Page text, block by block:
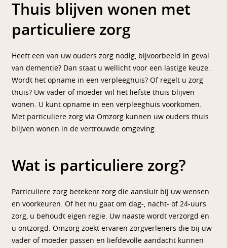
Thuis blijven wonen met
particuliere zorg
Heeft een van uw ouders zorg nodig, bijvoorbeeld in geval
van dementie? Dan staat u wellicht voor een lastige keuze.
Wordt het opname in een verpleeghuis? Of regelt u zorg
thuis? Uw vader of moeder wil het liefste thuis blijven
wonen. U kunt opname in een verpleeghuis voorkomen.
Met particuliere zorg via Omzorg kunnen uw ouders thuis
blijven wonen in de vertrouwde omgeving.
Wat is particuliere zorg?
Particuliere zorg betekent zorg die aansluit bij uw wensen
en voorkeuren. Of het nu gaat om dag-, nacht- of 24-uurs
zorg, u behoudt eigen regie. Uw naaste wordt verzorgd en
u ontzorgd. Omzorg zoekt ervaren zorgverleners die bij uw
vader of moeder passen en liefdevolle aandacht kunnen